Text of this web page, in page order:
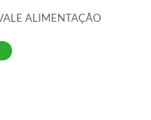
ALIMENTAÇÃO